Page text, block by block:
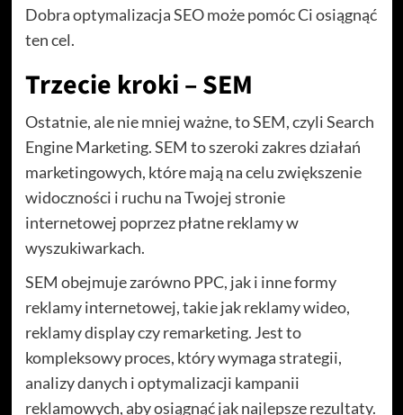
Dobra optymalizacja SEO może pomóc Ci osiągnąć
ten cel.
Trzecie kroki – SEM
Ostatnie, ale nie mniej ważne, to SEM, czyli Search
Engine Marketing. SEM to szeroki zakres działań
marketingowych, które mają na celu zwiększenie
widoczności i ruchu na Twojej stronie
internetowej poprzez płatne reklamy w
wyszukiwarkach.
SEM obejmuje zarówno PPC, jak i inne formy
reklamy internetowej, takie jak reklamy wideo,
reklamy display czy remarketing. Jest to
kompleksowy proces, który wymaga strategii,
analizy danych i optymalizacji kampanii
reklamowych, aby osiągnąć jak najlepsze rezultaty.